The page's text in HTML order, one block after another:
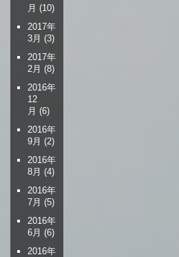
月 (10)
2017年
3月 (3)
2017年
2月 (8)
2016年
12
月 (6)
2016年
9月 (2)
2016年
8月 (4)
2016年
7月 (5)
2016年
6月 (6)
2016年